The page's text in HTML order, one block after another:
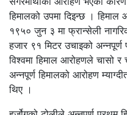
हिमालको उपमा दिइन्छ ।
१९५० जुन ३ मा फ्रान्सेली
हजार ९१ मिटर उचाइको
विश्वमा हिमाल आरोहणले चासो र
अन्नपूर्ण हिमालको आरोहण
थिए ।